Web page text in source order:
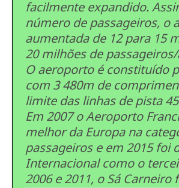
facilmente expandido.
número de passageiros, o
aumentada de 12 para 15
20 milhões de
O aeroporto é constituído
com 3 480m de
limite das linhas de pista
Em 2007 o Aeroporto
melhor da Europa na
passageiros e em 2015 foi
Internacional como o
2006 e 2011, o Sá